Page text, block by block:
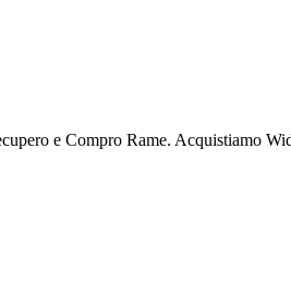
e Compro Rame. Acquistiamo